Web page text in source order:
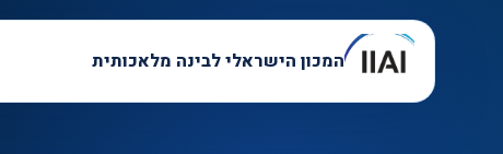
המכון הישראלי לבינה מלאכותית